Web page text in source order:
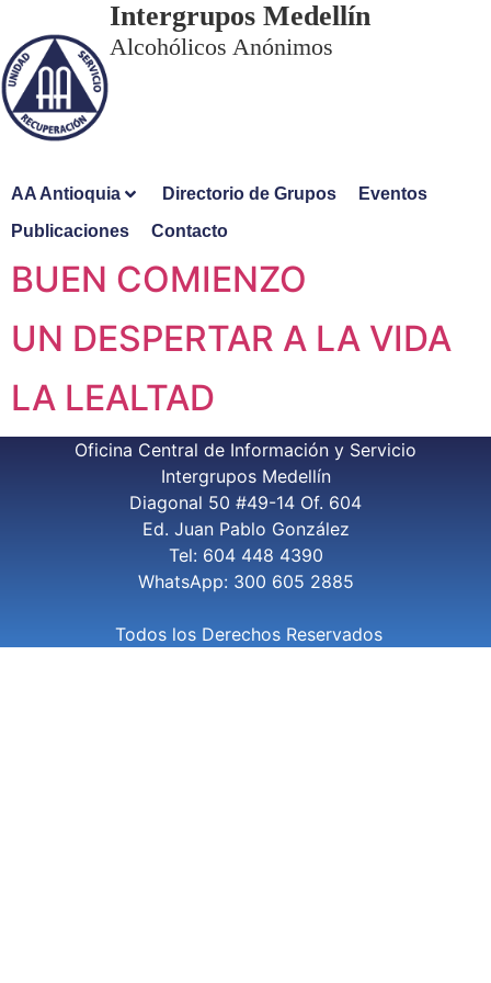
Intergrupos Medellín
Alcohólicos Anónimos
AA Antioquia Directorio de Grupos
Eventos
Publicaciones
Contacto
BUEN COMIENZO
UN DESPERTAR A LA VIDA
LA LEALTAD
Oficina Central de Información y Servicio
Intergrupos Medellín
Diagonal 50 #49-14 Of. 604
Ed. Juan Pablo González
Tel: 604 448 4390
WhatsApp: 300 605 2885
Todos los Derechos Reservados